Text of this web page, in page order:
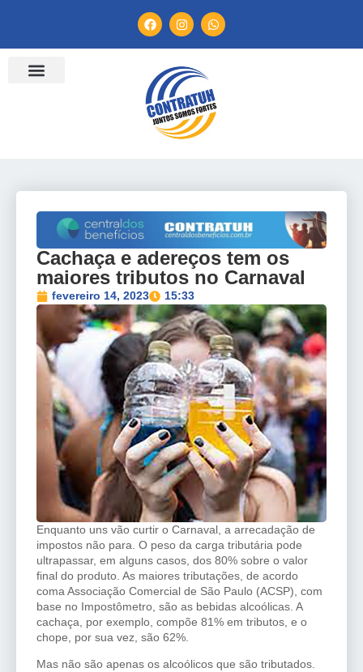
Cachaça e adereços tem os
maiores tributos no Carnaval
fevereiro 14, 2023 15:33
Enquanto uns vão curtir o Carnaval, a arrecadação de
impostos não para. O peso da carga tributária pode
ultrapassar, em alguns casos, dos 80% sobre o valor
final do produto. As maiores tributações, de acordo
coma Associação Comercial de São Paulo (ACSP), com
base no Impostômetro, são as bebidas alcoólicas. A
cachaça, por exemplo, compõe 81% em tributos, e o
chope, por sua vez, são 62%.
Mas não são apenas os alcoólicos que são tributados.